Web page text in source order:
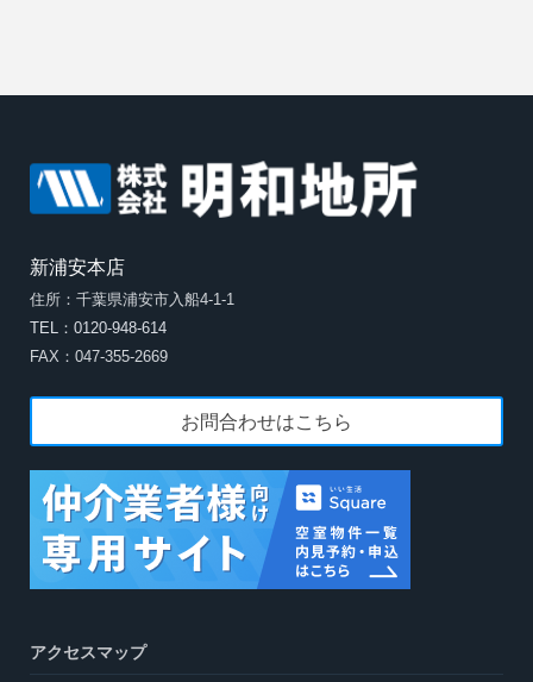
新浦安本店
住所：千葉県浦安市入船4-1-1
TEL：0120-948-614
FAX：047-355-2669
お問合わせはこちら
アクセスマップ